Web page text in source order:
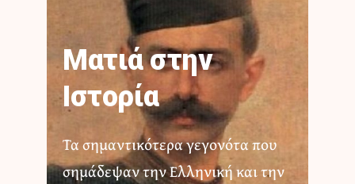
Ματιά στην
Ιστορία
Τα σημαντικότερα γεγονότα που
σημάδεψαν την Ελληνική και την